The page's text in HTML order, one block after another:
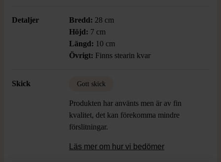
Detaljer Bredd: 28 cm
Höjd: 7 cm
Längd: 10 cm
Övrigt: Finns stearin kvar
Skick Gott skick
Produkten har använts men är av fin
kvalitet, det kan förekomma mindre
förslitningar.
Läs mer om hur vi bedömer